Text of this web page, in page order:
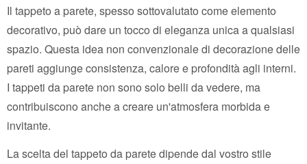
Il tappeto a parete, spesso sottovalutato come elemento
decorativo, può dare un tocco di eleganza unica a qualsiasi
spazio. Questa idea non convenzionale di decorazione delle
pareti aggiunge consistenza, calore e profondità agli interni.
I tappeti da parete non sono solo belli da vedere, ma
contribuiscono anche a creare un'atmosfera morbida e
invitante.
La scelta del tappeto da parete dipende dal vostro stile